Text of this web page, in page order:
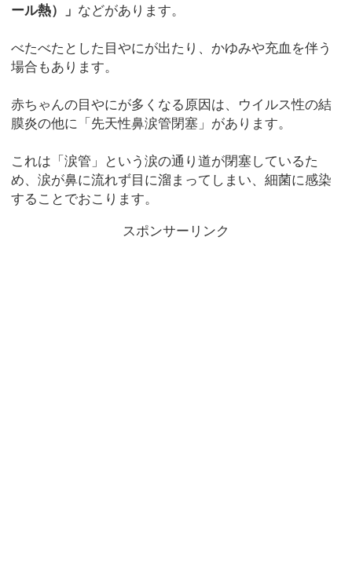
ール熱）」 などがあります。
べたべたとした目やにが出たり、かゆみや充血を伴う
場合もあります。
赤ちゃんの目やにが多くなる原因は、ウイルス性の結
膜炎の他に「先天性鼻涙管閉塞」があります。
これは「涙管」という涙の通り道が閉塞しているた
め、涙が鼻に流れず目に溜まってしまい、細菌に感染
することでおこります。
スポンサーリンク